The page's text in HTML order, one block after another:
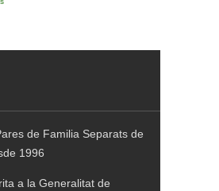
de Familia Separats de
1996
a la Generalitat de